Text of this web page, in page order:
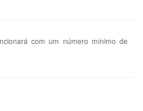
com um número mínimo de